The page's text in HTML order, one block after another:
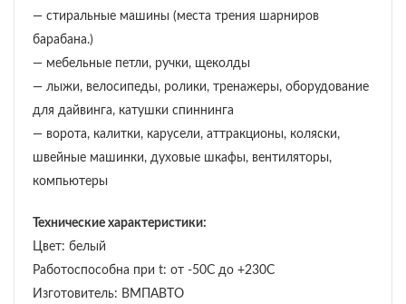
— стиральные машины (места трения шарниров
барабана.)
— мебельные петли, ручки, щеколды
— лыжи, велосипеды, ролики, тренажеры, оборудование
для дайвинга, катушки спиннинга
— ворота, калитки, карусели, аттракционы, коляски,
швейные машинки, духовые шкафы, вентиляторы,
компьютеры
Технические характеристики:
Цвет: белый
Работоспособна при t: от -50C до +230C
Изготовитель: ВМПАВТО